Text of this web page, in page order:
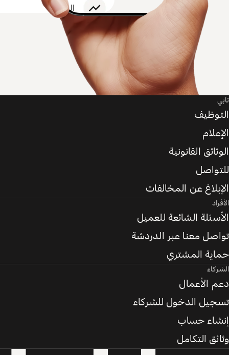
تابي
التوظيف
الإعلام
الوثائق القانونية
للتواصل
الإبلاغ عن المخالفات
الأفراد
الأسئلة الشائعة للعميل
تواصل معنا عبر الدردشة
حماية المشتري
الشركاء
دعم الأعمال
تسجيل الدخول للشركاء
إنشاء حساب
وثائق التكامل